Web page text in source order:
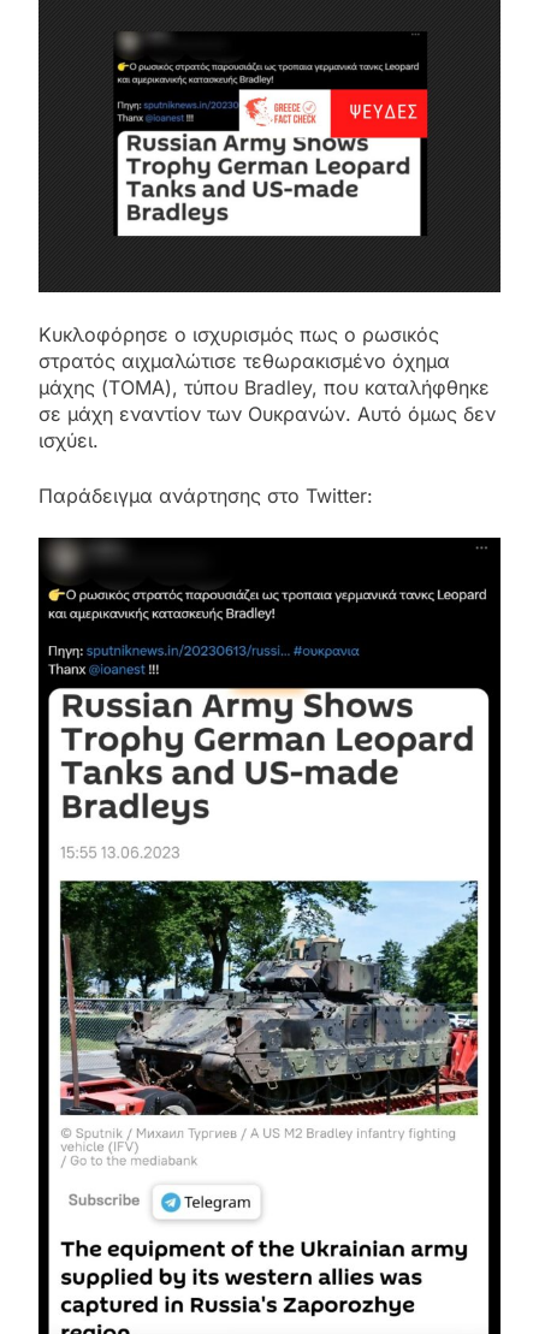
Κυκλοφόρησε ο ισχυρισμός πως ο ρωσικός
στρατός αιχμαλώτισε τεθωρακισμένο όχημα
μάχης (ΤΟΜΑ), τύπου Bradley, που καταλήφθηκε
σε μάχη εναντίον των Ουκρανών. Αυτό όμως δεν
ισχύει.
Παράδειγμα ανάρτησης στο Twitter: